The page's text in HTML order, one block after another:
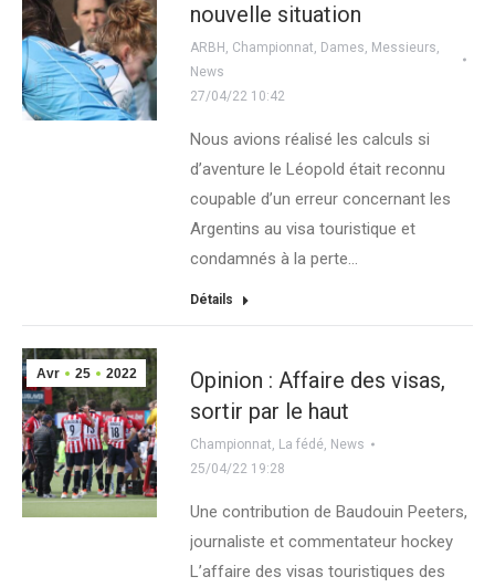
nouvelle situation
ARBH , Championnat, Dames, Messieurs,
News
27/04/22 10:42
Nous avions réalisé les calculs si
d’aventure le Léopold était reconnu
coupable d’un erreur concernant les
Argentins au visa touristique et
condamnés à la perte…
Détails
Avr 25 2022
Opinion : Affaire des visas,
sortir par le haut
Championnat, La fédé, News
25/04/22 19:28
Une contribution de Baudouin Peeters,
journaliste et commentateur hockey
L’affaire des visas touristiques des